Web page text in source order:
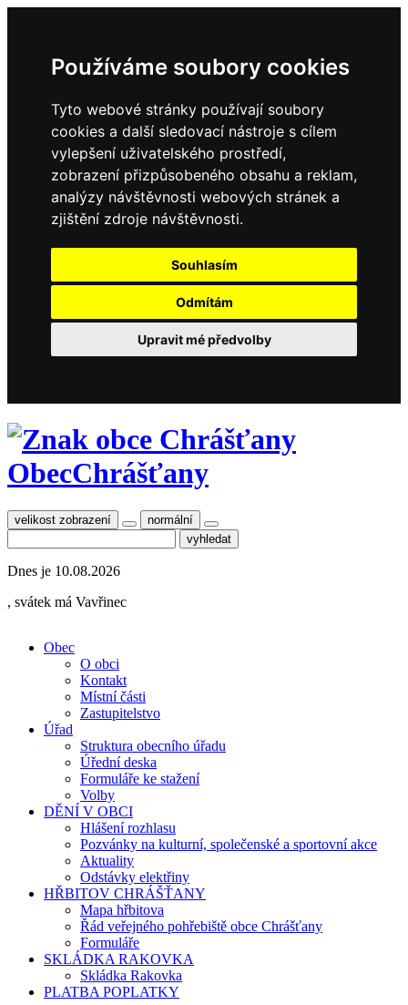
Používáme soubory cookies
Tyto webové stránky používají soubory
cookies a další sledovací nástroje s cílem
vylepšení uživatelského prostředí,
zobrazení přizpůsobeného obsahu a reklam,
analýzy návštěvnosti webových stránek a
zjištění zdroje návštěvnosti.
Souhlasím
Odmítám
Upravit mé předvolby
ObecChrášťany
velikost zobrazení normální
Dnes je 10.08.2026
, svátek má Vavřinec
Obec
O obci
Kontakt
Místní části
Zastupitelstvo
Úřad
Struktura obecního úřadu
Úřední deska
Formuláře ke stažení
Volby
DĚNÍ V OBCI
Hlášení rozhlasu
Pozvánky na kulturní, společenské a sportovní akce
Aktuality
Odstávky elektřiny
HŘBITOV CHRÁŠŤANY
Mapa hřbitova
Řád veřejného pohřebiště obce Chrášťany
Formuláře
SKLÁDKA RAKOVKA
Skládka Rakovka
PLATBA POPLATKY